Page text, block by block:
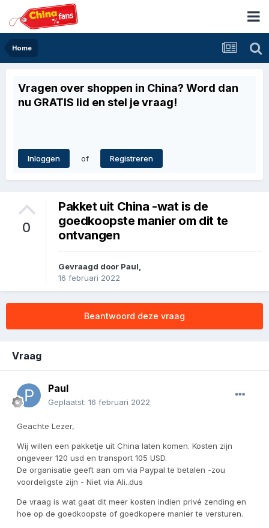
Home
Vragen over shoppen in China? Word dan
nu GRATIS lid en stel je vraag!
Inloggen of Registreren
0
Pakket uit China -wat is de
goedkoopste manier om dit te
ontvangen
Gevraagd door Paul,
16 februari 2022
Beantwoord deze vraag
Vraag
Paul
Geplaatst: 16 februari 2022
Geachte Lezer,
Wij willen een pakketje uit China laten komen. Kosten zijn
ongeveer 120 usd en transport 105 USD.
De organisatie geeft aan om via Paypal te betalen -zou
voordeligste zijn - Niet via Ali..dus
De vraag is wat gaat dit meer kosten indien privé zending en
hoe op de goedkoopste of goedkopere manier te versturen.